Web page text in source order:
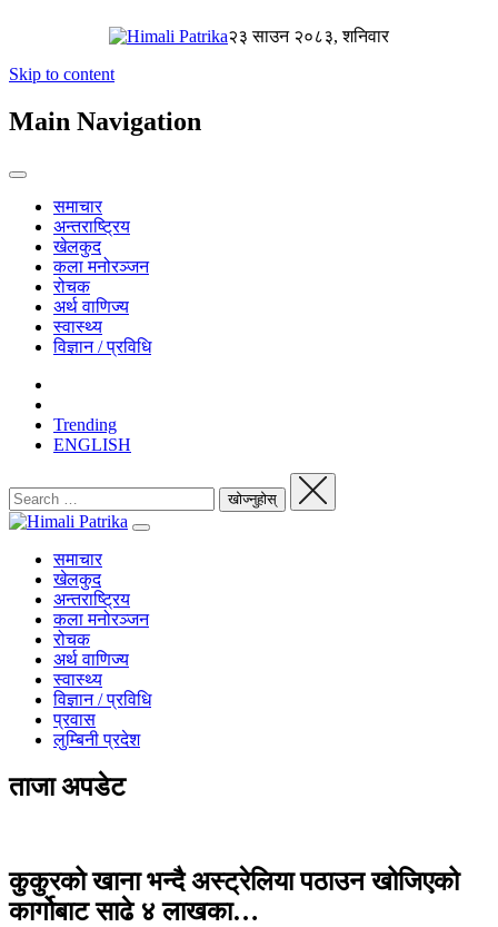
२३ साउन २०८३, शनिवार
Skip to content
Main Navigation
समाचार
अन्तराष्ट्रिय
खेलकुद
कला मनोरञ्जन
रोचक
अर्थ वाणिज्य
स्वास्थ्य
विज्ञान / प्रविधि
Trending
ENGLISH
समाचार
खेलकुद
अन्तराष्ट्रिय
कला मनोरञ्जन
रोचक
अर्थ वाणिज्य
स्वास्थ्य
विज्ञान / प्रविधि
प्रवास
लुम्बिनी प्रदेश
ताजा अपडेट
कुकुरको खाना भन्दै अस्ट्रेलिया पठाउन खोजिएको
कार्गोबाट साढे ४ लाखका…